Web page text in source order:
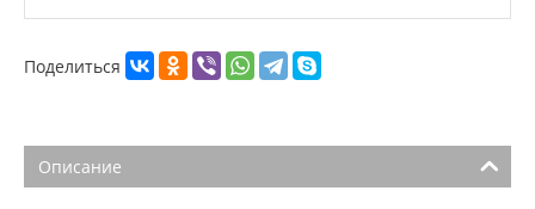
Поделиться
Описание